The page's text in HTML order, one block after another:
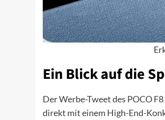
Ein Blick auf die
Der Werbe-Tweet des POCO
direkt mit einem High-End-